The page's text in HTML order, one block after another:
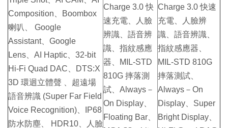
Composition、Boombox
喇叭、 Google
Assistant、Google
Lens、AI Haptic、32-bit
Hi-Fi Quad DAC、DTS:X
3D 環迴立體聲 、超遠場
語音辨識 (Super Far Field
Voice Recognition)、IP68
防水防塵、 HDR10、人臉
Charge 3.0 快
速充電、人臉
辨識、語音辨
識、指紋感應
器、MIL-STD
810G 摔落測
試、Always－
On Display、
Floating Bar、
Charge 3.0 快速
充電、人臉辨
識、語音辨識、
指紋感應器、
MIL-STD 810G
摔落測試、
Always－On
Display、Super
Bright Display、